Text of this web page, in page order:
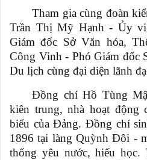
Tham gia cùng đoàn
Trần Thị Mỹ Hạnh - Ủy
Giám đốc Sở Văn hóa,
Công Vinh - Phó Giám đốc
Du lịch cùng đại diện lãnh
Đồng chí Hồ Tùng
kiên trung, nhà hoạt động
biểu của Đảng. Đồng chí
1896 tại làng Quỳnh Đôi -
thống yêu nước, hiếu học.